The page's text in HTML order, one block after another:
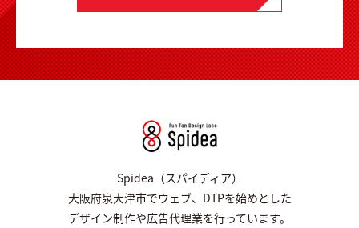
Spidea（スパイディア）
大阪府泉大津市でウェブ、DTPを始めとした
デザイン制作や広告代理業を行っています。